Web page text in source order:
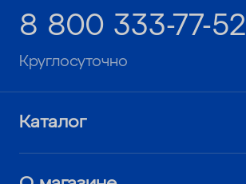
8 800 333-77-52
Круглосуточно
Каталог